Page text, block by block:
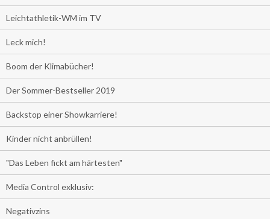
Leichtathletik-WM im TV
Leck mich!
Boom der Klimabücher!
Der Sommer-Bestseller 2019
Backstop einer Showkarriere!
Kinder nicht anbrüllen!
"Das Leben fickt am härtesten"
Media Control exklusiv:
Negativzins